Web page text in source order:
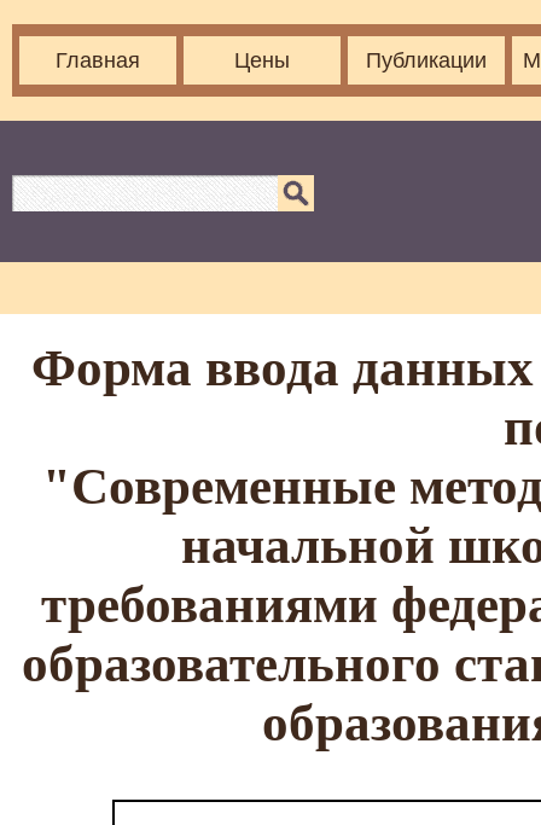
Главная Цены Публикации
Форма ввода данных
"Современные
начальной
требованиями
образовательного